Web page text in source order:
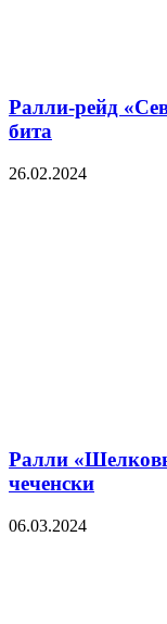
Ралли-рейд
бита
26.02.2024
Ралли
чеченски
06.03.2024